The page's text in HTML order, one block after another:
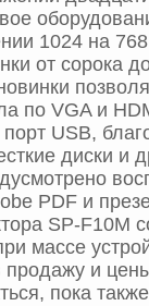
1024 на 768
от сорока
по VGA и
USB,
диски и
PDF и
SP-F10M
массе
продажу и
пока